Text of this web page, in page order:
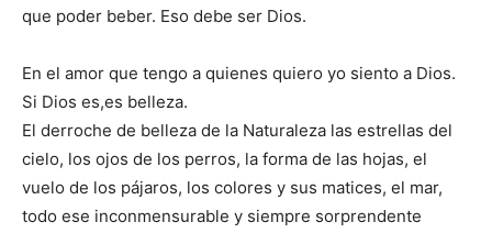
que poder beber. Eso debe ser Dios.
En el amor que tengo a quienes quiero yo siento a Dios.
Si Dios es,es belleza.
El derroche de belleza de la Naturaleza las estrellas del
cielo, los ojos de los perros, la forma de las hojas, el
vuelo de los pájaros, los colores y sus matices, el mar,
todo ese inconmensurable y siempre sorprendente